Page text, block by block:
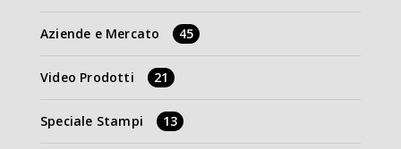
Aziende e Mercato 45
Video Prodotti 21
Speciale Stampi 13